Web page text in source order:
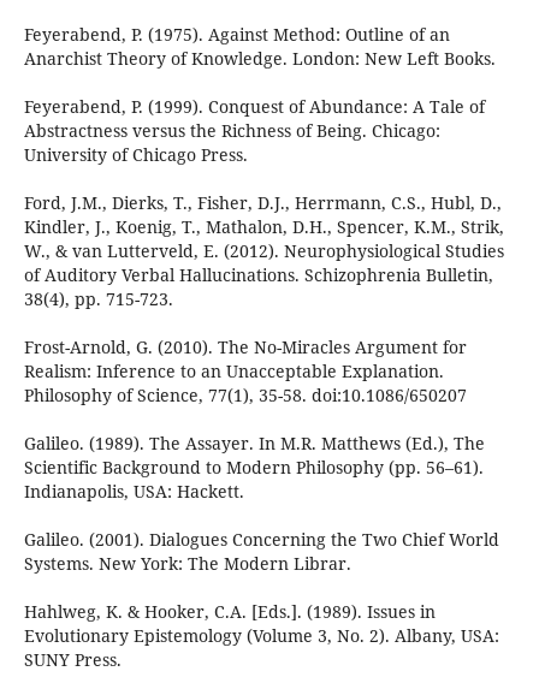
Feyerabend, P. (1975). Against Method: Outline of an
Anarchist Theory of Knowledge. London: New Left Books.
Feyerabend, P. (1999). Conquest of Abundance: A Tale of
Abstractness versus the Richness of Being. Chicago:
University of Chicago Press.
Ford, J.M., Dierks, T., Fisher, D.J., Herrmann, C.S., Hubl, D.,
Kindler, J., Koenig, T., Mathalon, D.H., Spencer, K.M., Strik,
W., & van Lutterveld, E. (2012). Neurophysiological Studies
of Auditory Verbal Hallucinations. Schizophrenia Bulletin,
38(4), pp. 715-723.
Frost-Arnold, G. (2010). The No-Miracles Argument for
Realism: Inference to an Unacceptable Explanation.
Philosophy of Science, 77(1), 35-58. doi:10.1086/650207
Galileo. (1989). The Assayer. In M.R. Matthews (Ed.), The
Scientific Background to Modern Philosophy (pp. 56–61).
Indianapolis, USA: Hackett.
Galileo. (2001). Dialogues Concerning the Two Chief World
Systems. New York: The Modern Librar.
Hahlweg, K. & Hooker, C.A. [Eds.]. (1989). Issues in
Evolutionary Epistemology (Volume 3, No. 2). Albany, USA:
SUNY Press.